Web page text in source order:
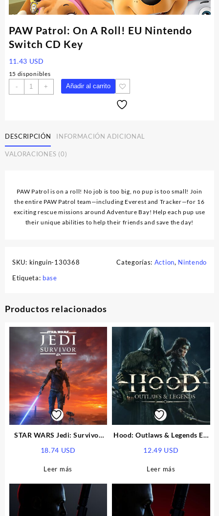
PAW Patrol: On A Roll! EU Nintendo
Switch CD Key
11.43 USD
15 disponibles
-
PAW
Patrol:
EU
Nintendo
Switch
+ Añadir al carrito
DESCRIPCIÓN INFORMACIÓN ADICIONAL
VALORACIONES (0)
PAW Patrol is on a roll! No job is too big, no pup is too small! Join
the entire PAW Patrol team—including Everest and Tracker—for 16
exciting rescue missions around Adventure Bay! Help each pup use
their unique abilities to help their friends and save the day!
SKU: kinguin-130368 Categorías: Action, Nintendo
Etiqueta: base
Productos relacionados
STAR WARS Jedi: Survivor
18.74 USD
Leer más
Hood: Outlaws & Legends EU
CD Key
12.49 USD
Leer más